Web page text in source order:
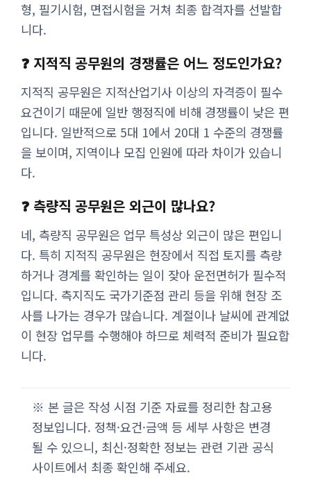
형, 필기시험, 면접시험을 거쳐 최종 합격자를 선발합
니다.
❓ 지적직 공무원의 경쟁률은 어느 정도인가요?
지적직 공무원은 지적산업기사 이상의 자격증이 필수
요건이기 때문에 일반 행정직에 비해 경쟁률이 낮은 편
입니다. 일반적으로 5대 1에서 20대 1 수준의 경쟁률
을 보이며, 지역이나 모집 인원에 따라 차이가 있습니
다.
❓ 측량직 공무원은 외근이 많나요?
네, 측량직 공무원은 업무 특성상 외근이 많은 편입니
다. 특히 지적직 공무원은 현장에서 직접 토지를 측량
하거나 경계를 확인하는 일이 잦아 운전면허가 필수적
입니다. 측지직도 국가기준점 관리 등을 위해 현장 조
사를 나가는 경우가 많습니다. 계절이나 날씨에 관계없
이 현장 업무를 수행해야 하므로 체력적 준비가 필요합
니다.
※ 본 글은 작성 시점 기준 자료를 정리한 참고용
정보입니다. 정책·요건·금액 등 세부 사항은 변경
될 수 있으니, 최신·정확한 정보는 관련 기관 공식
사이트에서 최종 확인해 주세요.